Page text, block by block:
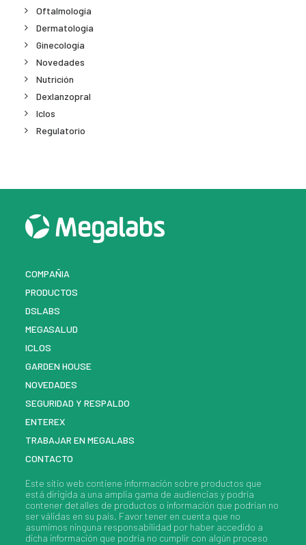
Oftalmología
Dermatología
Ginecología
Novedades
Nutrición
Dexlanzopral
Iclos
Regulatorio
COMPAÑIA
PRODUCTOS
DSLABS
MEGASALUD
ICLOS
GARDEN HOUSE
NOVEDADES
SEGURIDAD Y RESPALDO
ENTEREX
TRABAJAR EN MEGALABS
CONTACTO
Este sitio web contiene información sobre productos que
está dirigida a una amplia gama de audiencias y podría
contener detalles de productos o información que podrían no
ser válidas en su país. Favor tener en cuenta que no
asumimos ninguna responsabilidad por haber accedido a
dicha información que podría no cumplir con algún proceso